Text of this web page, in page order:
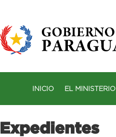
INICIO EL MINISTERIO
Expedientes